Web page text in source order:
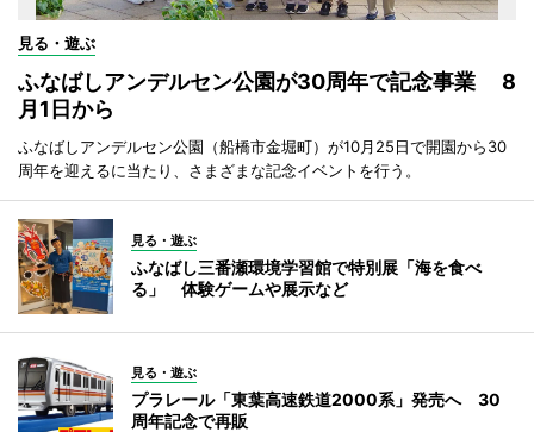
見る・遊ぶ
ふなばしアンデルセン公園が30周年で記念事業 8
月1日から
ふなばしアンデルセン公園（船橋市金堀町）が10月25日で開園から30
周年を迎えるに当たり、さまざまな記念イベントを行う。
見る・遊ぶ
ふなばし三番瀬環境学習館で特別展「海を食べ
る」 体験ゲームや展示など
見る・遊ぶ
プラレール「東葉高速鉄道2000系」発売へ 30
周年記念で再販